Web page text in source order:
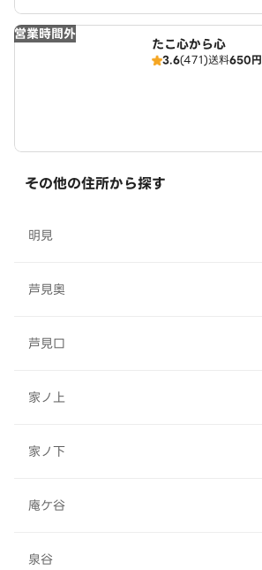
営業時間外
たこ心から心
3.6(471)送料650円
その他の住所から探す
明見
芦見奥
芦見口
家ノ上
家ノ下
庵ケ谷
泉谷